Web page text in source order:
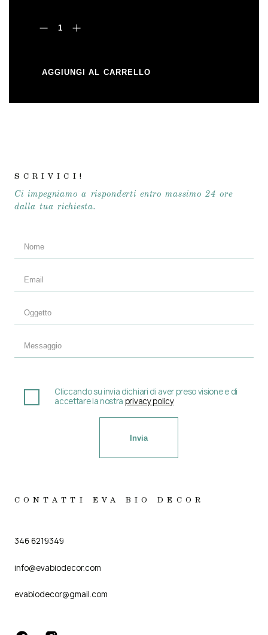
CARTA DA PARATI
AGGIUNGI AL CARRELLO
SCRIVICI!
Ci impegniamo a risponderti entro massimo 24 ore
dalla tua richiesta.
Cliccando su invia dichiari di aver preso visione e di
accettare la nostra privacy policy
CONTATTI EVA BIO DECOR
346 6219349
info@evabiodecor.com
evabiodecor@gmail.com